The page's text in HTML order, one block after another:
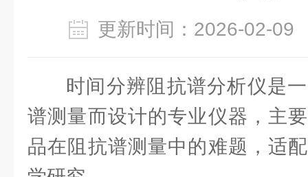
更新时间：2026-02-
时间分辨阻抗谱分析仪是
谱测量而设计的专业仪器，主
品在阻抗谱测量中的难题，适